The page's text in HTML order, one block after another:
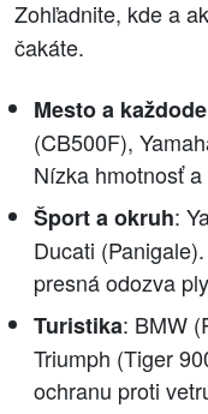
Zohľadnite, kde a
čakáte.
Mesto a
(CB500F),
Nízka hmotnosť
Šport a okruh:
Ducati
presná odozva
Turistika: BMW
Triumph (Tiger
ochranu proti